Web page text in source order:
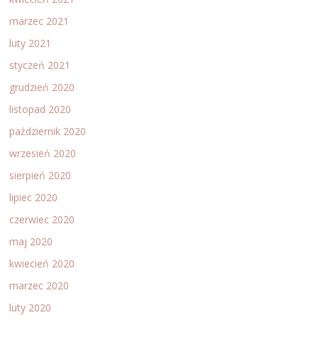
marzec 2021
luty 2021
styczeń 2021
grudzień 2020
listopad 2020
październik 2020
wrzesień 2020
sierpień 2020
lipiec 2020
czerwiec 2020
maj 2020
kwiecień 2020
marzec 2020
luty 2020